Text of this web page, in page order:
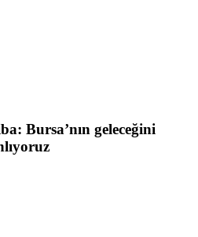
Bursa’nın geleceğini